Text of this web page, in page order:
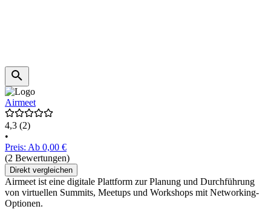
Airmeet
4,3 (2)
•
Preis: Ab 0,00 €
(2 Bewertungen)
Direkt vergleichen
Airmeet ist eine digitale Plattform zur Planung und Durchführung
von virtuellen Summits, Meetups und Workshops mit Networking-
Optionen.